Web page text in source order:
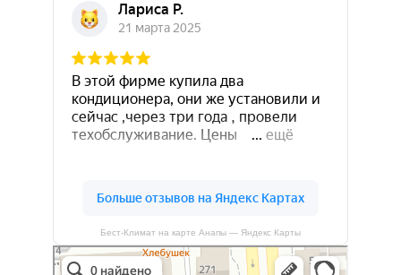
Бест-Климат на карте Анапы — Яндекс Карты
Бест-климат
Кондиционеры в Краснодаре